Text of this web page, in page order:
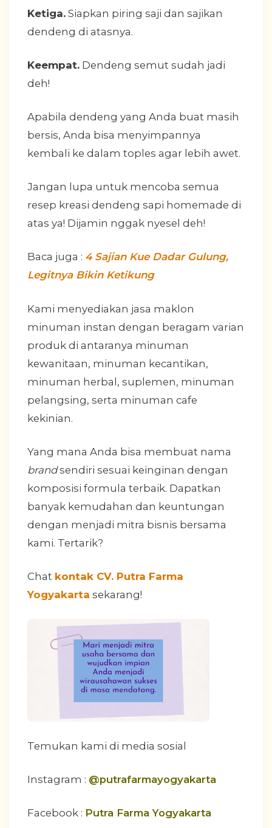
Ketiga. Siapkan piring saji dan sajikan
dendeng di atasnya.
Keempat. Dendeng semut sudah jadi
deh!
Apabila dendeng yang Anda buat masih
bersis, Anda bisa menyimpannya
kembali ke dalam toples agar lebih awet.
Jangan lupa untuk mencoba semua
resep kreasi dendeng sapi homemade di
atas ya! Dijamin nggak nyesel deh!
Baca juga : 4 Sajian Kue Dadar Gulung,
Legitnya Bikin Ketikung
Kami menyediakan jasa maklon
minuman instan dengan beragam varian
produk di antaranya minuman
kewanitaan, minuman kecantikan,
minuman herbal, suplemen, minuman
pelangsing, serta minuman cafe
kekinian.
Yang mana Anda bisa membuat nama
brandsendiri sesuai keinginan dengan
komposisi formula terbaik. Dapatkan
banyak kemudahan dan keuntungan
dengan menjadi mitra bisnis bersama
kami. Tertarik?
Chat kontak CV. Putra Farma
Yogyakarta sekarang!
Temukan kami di media sosial
Instagram : @putrafarmayogyakarta
Facebook : Putra Farma Yogyakarta